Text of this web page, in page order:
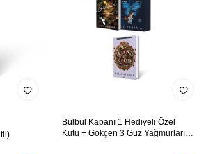
Bülbül Kapanı 1 Hediyeli Özel
Kutu + Gökçen 3 Güz Yağmurları